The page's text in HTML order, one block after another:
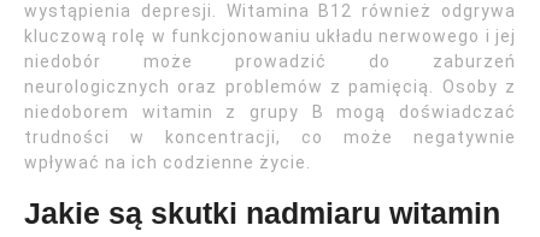
wystąpienia depresji. Witamina B12 również odgrywa
kluczową rolę w funkcjonowaniu układu nerwowego i jej
niedobór może prowadzić do zaburzeń
neurologicznych oraz problemów z pamięcią. Osoby z
niedoborem witamin z grupy B mogą doświadczać
trudności w koncentracji, co może negatywnie
wpływać na ich codzienne życie.
Jakie są skutki nadmiaru witamin